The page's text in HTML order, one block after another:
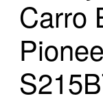
Carro